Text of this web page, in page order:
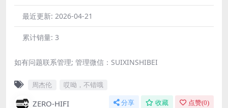
最近更新: 2026-04-21
累计销量: 3
如有问题联系管理; 管理微信：SUIXINSHIBEI
周杰伦 哎呦，不错哦
ZERO-HIFI 分享 收藏 点赞(0)